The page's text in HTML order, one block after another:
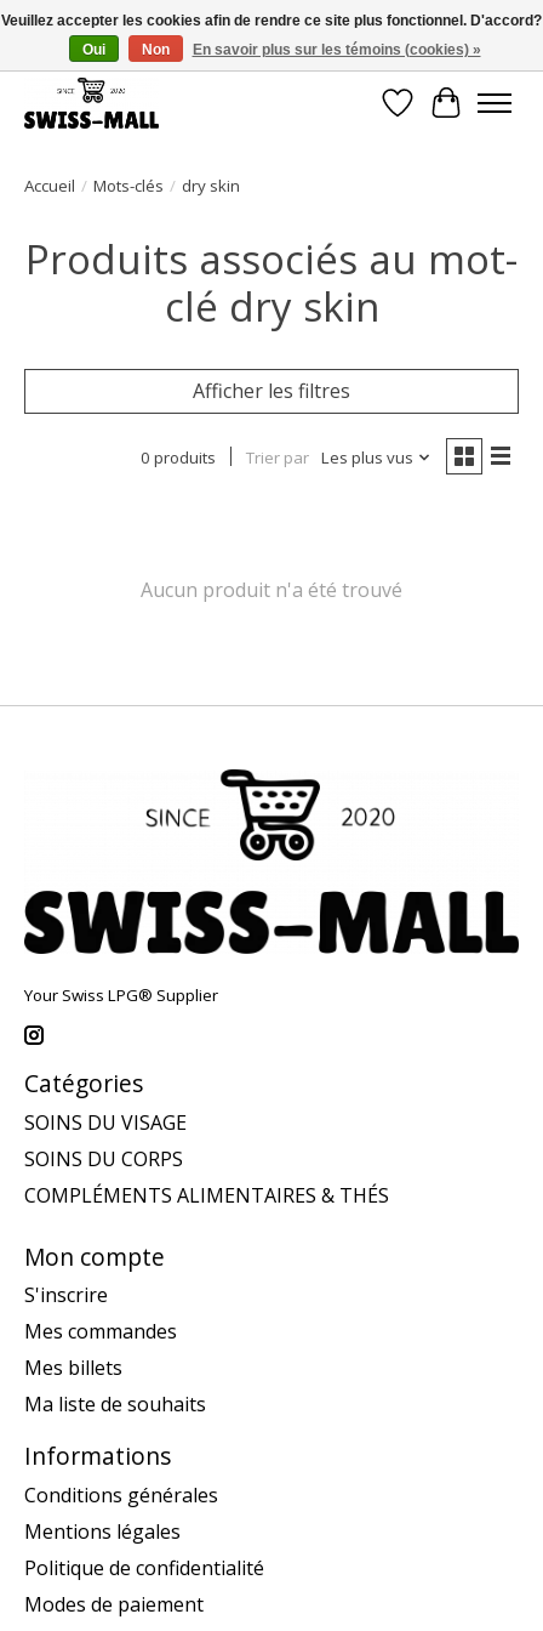
Livraison gratuite dès CHF 250 – livrée avec soin et fiabilité
Liste dePanier
Accueil / Mots-clés / dry skin
Produits associés au mot-
clé dry skin
Afficher les filtres
0 produits Trier par Les plus vus
Aucun produit n'a été trouvé
Your Swiss LPG® Supplier
Catégories
SOINS DU VISAGE
SOINS DU CORPS
COMPLÉMENTS ALIMENTAIRES & THÉS
Mon compte
S'inscrire
Mes commandes
Mes billets
Ma liste de souhaits
Informations
Conditions générales
Mentions légales
Politique de confidentialité
Modes de paiement
Veuillez accepter les cookies afin de rendre ce site plus fonctionnel. D'accord?
Oui
Non En savoir plus sur les témoins (cookies) »